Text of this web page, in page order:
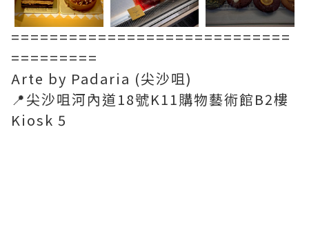
=============================
=========
Arte by Padaria (尖沙咀)
📍尖沙咀河內道18號K11購物藝術館B2樓
Kiosk 5